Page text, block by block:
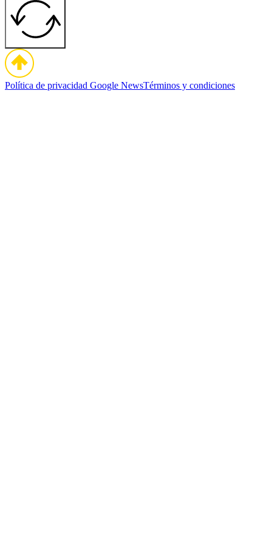
Política de privacidad Google NewsTérminos y condiciones